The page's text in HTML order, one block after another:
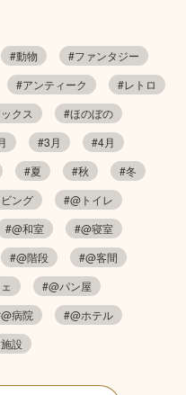
#動物
#ファンタジー
#アンティーク
#レトロ
クス
#ほのぼの
#3月
#4月
#夏 #秋
#冬
ング
#@トイレ
#@和室
#@寝室
#@階段
#@客間
#@パン屋
病院
#@ホテル
設